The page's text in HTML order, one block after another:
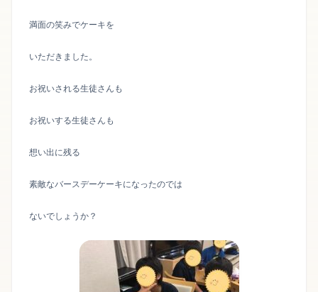
満面の笑みでケーキを
いただきました。
お祝いされる生徒さんも
お祝いする生徒さんも
想い出に残る
素敵なバースデーケーキになったのでは
ないでしょうか？